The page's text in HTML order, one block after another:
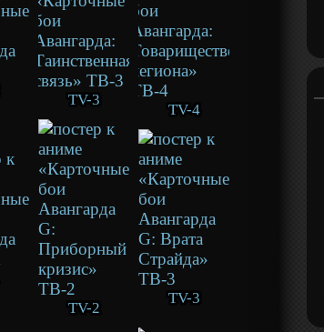
TV-3
TV-4
TV-2
TV-3